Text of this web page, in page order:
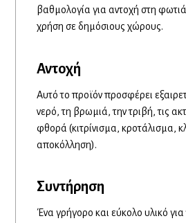
βαθμολογία για αντοχή στη φωτιά
χρήση σε δημόσιους χώρους.
Αντοχή
Αυτό το προϊόν προσφέρει
νερό, τη βρωμιά, την τριβή, τις
φθορά (κιτρίνισμα, κροτάλισμα,
αποκόλληση).
Συντήρηση
Ένα γρήγορο και εύκολο υλικό